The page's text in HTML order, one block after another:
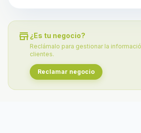
store ¿Es tu negocio?
Reclámalo para gestionar la
clientes.
Reclamar negocio